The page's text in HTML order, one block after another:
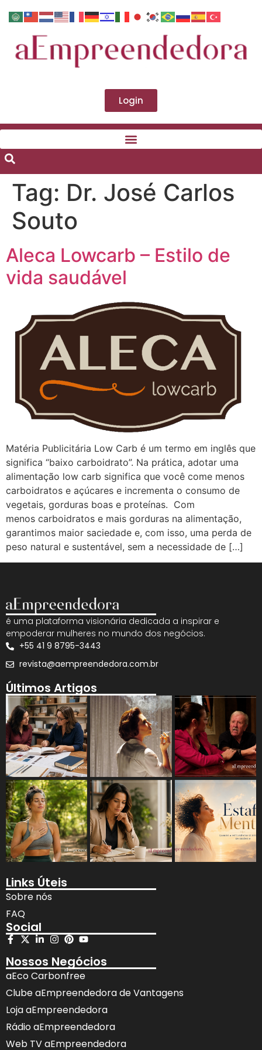
Login
Tag: Dr. José Carlos
Souto
Aleca Lowcarb – Estilo de
vida saudável
Matéria Publicitária Low Carb é um termo em inglês que
significa “baixo carboidrato”. Na prática, adotar uma
alimentação low carb significa que você come menos
carboidratos e açúcares e incrementa o consumo de
vegetais, gorduras boas e proteínas. Com
menos carboidratos e mais gorduras na alimentação,
garantimos maior saciedade e, com isso, uma perda de
peso natural e sustentável, sem a necessidade de […]
é uma plataforma visionária dedicada a inspirar e
empoderar mulheres no mundo dos negócios.
+55 41 9 8795-3443
revista@aempreendedora.com.br
Últimos Artigos
Links Úteis
Sobre nós
FAQ
Social
Nossos Negócios
aEco Carbonfree
Clube aEmpreendedora de Vantagens
Loja aEmpreendedora
Rádio aEmpreendedora
Web TV aEmpreendedora